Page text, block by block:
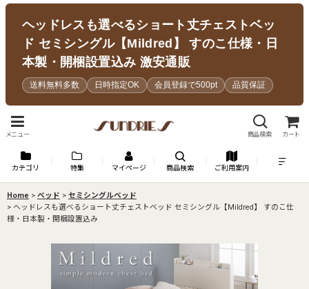
ヘッドレスも選べるショート丈チェストベッ
ド セミシングル【Mildred】 すのこ仕様・日
本製・開梱設置込み 激安通販
送料無料多数 日時指定OK 会員登録で500pt 品質保証
メニュー 商品検索 カート
カテゴリ 特集 マイページ 商品検索 ご利用案内
Home > ベッド > セミシングルベッド
> ヘッドレスも選べるショート丈チェストベッド セミシングル【Mildred】 すのこ仕
様・日本製・開梱設置込み